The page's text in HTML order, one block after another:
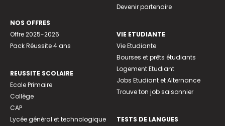
NOS OFFRES
Offre 2025-2026
Pack Réussite 4 ans
REUSSITE SCOLAIRE
Ecole Primaire
Collège
CAP
Lycée général et technologique
Devenir partenaire
VIE ETUDIANTE
Vie Etudiante
Bourses et prêts étudiants
Logement Etudiant
Jobs Etudiant et Alternance
Trouve ton job saisonnier
TESTS DE LANGUES